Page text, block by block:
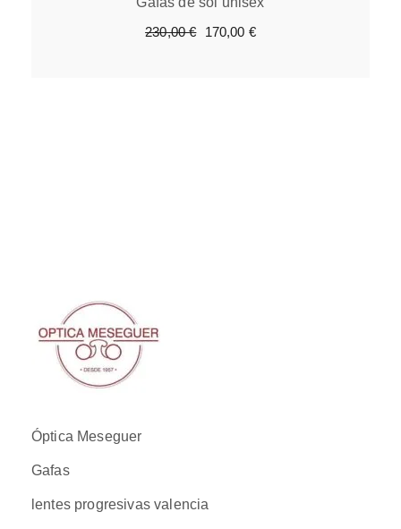
230,00€ 170,00 €
Óptica Meseguer
Gafas
lentes progresivas valencia